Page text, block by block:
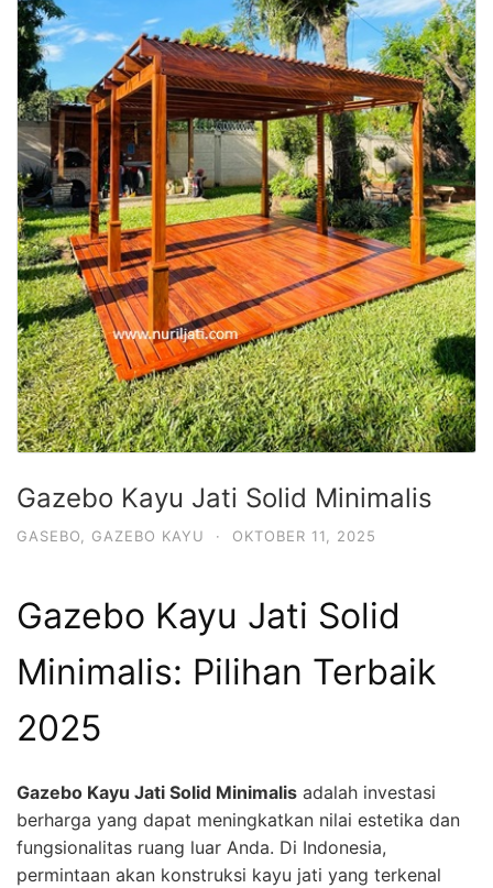
Gazebo Kayu Jati Solid Minimalis
GASEBO, GAZEBO KAYU · OKTOBER 11, 2025
Gazebo Kayu Jati Solid
Minimalis: Pilihan Terbaik
2025
Gazebo Kayu Jati Solid Minimalis adalah investasi
berharga yang dapat meningkatkan nilai estetika dan
fungsionalitas ruang luar Anda. Di Indonesia,
permintaan akan konstruksi kayu jati yang terkenal